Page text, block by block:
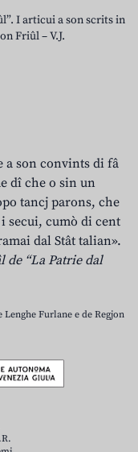
I articui a son scrits in
Friûl – V.J.
a son convints di fâ
dî che o sin un
tancj parons, che
secui, cumò di cent
dal Stât talian».
“La Patrie dal
Lenghe Furlane e de Regjon